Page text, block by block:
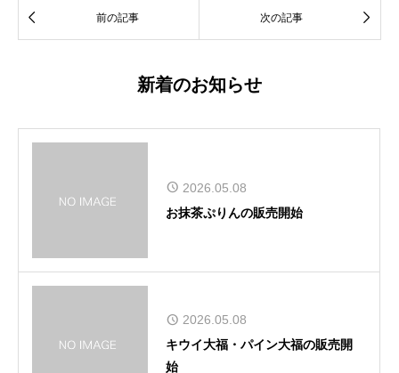
 前の記事 次の記事 
新着のお知らせ
2026.05.08
お抹茶ぷりんの販売開始
2026.05.08
キウイ大福・パイン大福の販売開
始